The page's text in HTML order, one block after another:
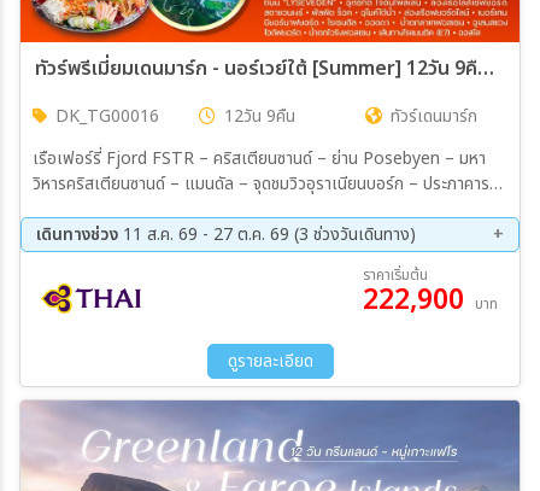
ทัวร์พรีเมี่ยมเดนมาร์ก - นอร์เวย์ใต้ [Summer] 12วัน 9คืน (TG) AUG - OCT 26
DK_TG00016 12วัน 9คืน
ทัวร์เดนมาร์ก
เรือเฟอร์รี่ Fjord FSTR – คริสเตียนซานด์ – ย่าน Posebyen – มหา
วิหารคริสเตียนซานด์ – แมนดัล – จุดชมวิวอุราเนียนบอร์ก – ประภาคารลิ
น้ำตก Reiårsfossen – ริสสตัด – เส้นทาง Suleskarvegen -
อนุสาวรีย์สามดาบ – วิหารสตาวังเงร์ – ย่านเมืองเก่า Stavanger –
Pulpit Rock – อุโมงค์ Ryfast – ล่องเรือ Fjord Line – เบอร์เกน –
กระเช้า Ulriken 643 – ตลาดปลา – หมู่บ้าน Bryggen – ล่องเรือ
ฟาร์มแอปเปิ้ลไซเดอร์ – น้ำตก Tjørnadalsfossen – น้ำตก
Låtefossen – หมู่บ้านลอฟท์ฮุส – ธารน้ำแข็ง Folgefonna –
Eidfjord – น้ำตก Vøringsfossen - ภัตตาคารใต้น้ำ Michelin Star
Restaurant ภัตตาคารใต้น้ำ เดอะ อันเดอร์ - SEA FOOD PLATTER
พร้อมเครื่องดื่ม
เดินทางช่วง 11 ส.ค. 69 - 27 ต.ค. 69 (3 ช่วงวันเดินทาง)
02 ต.ค. 69 - 13 ต.ค. 69
16 ต.ค. 69 - 27 ต.ค. 69
ราคาเริ่มต้น
222,900 บาท
ดูรายละเอียด